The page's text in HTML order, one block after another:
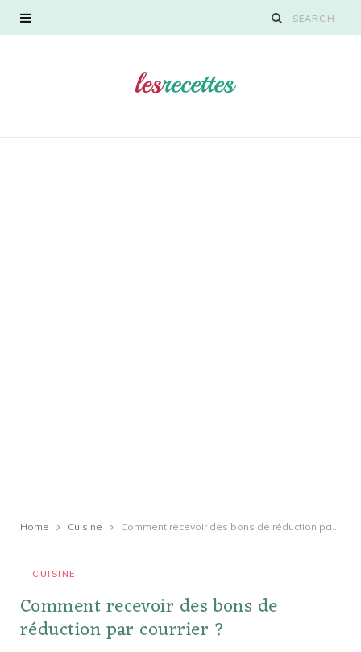
Home Cuisine Comment recevoir des bons de réduction par courrier ?
CUISINE
Comment recevoir des bons de
réduction par courrier ?